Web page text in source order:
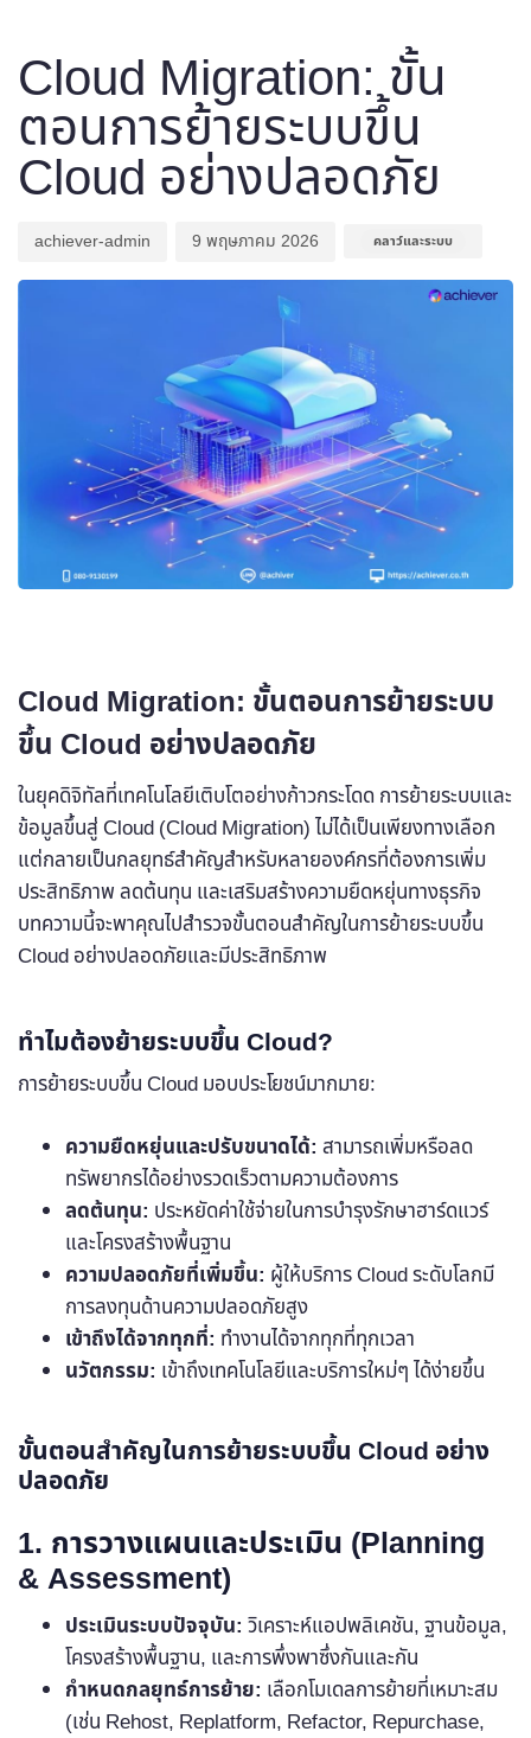
Cloud Migration: ขั้น
ตอนการย้ายระบบขึ้น
Cloud อย่างปลอดภัย
achiever-admin 9 พฤษภาคม 2026 คลาว์และระบบ
Cloud Migration: ขั้นตอนการย้ายระบบ
ขึ้น Cloud อย่างปลอดภัย
ในยุคดิจิทัลที่เทคโนโลยีเติบโตอย่างก้าวกระโดด การย้ายระบบและ
ข้อมูลขึ้นสู่ Cloud (Cloud Migration) ไม่ได้เป็นเพียงทางเลือก
แต่กลายเป็นกลยุทธ์สำคัญสำหรับหลายองค์กรที่ต้องการเพิ่ม
ประสิทธิภาพ ลดต้นทุน และเสริมสร้างความยืดหยุ่นทางธุรกิจ
บทความนี้จะพาคุณไปสำรวจขั้นตอนสำคัญในการย้ายระบบขึ้น
Cloud อย่างปลอดภัยและมีประสิทธิภาพ
ทำไมต้องย้ายระบบขึ้น Cloud?
การย้ายระบบขึ้น Cloud มอบประโยชน์มากมาย:
ความยืดหยุ่นและปรับขนาดได้: สามารถเพิ่มหรือลด
ทรัพยากรได้อย่างรวดเร็วตามความต้องการ
ลดต้นทุน: ประหยัดค่าใช้จ่ายในการบำรุงรักษาฮาร์ดแวร์
และโครงสร้างพื้นฐาน
ความปลอดภัยที่เพิ่มขึ้น: ผู้ให้บริการ Cloud ระดับโลกมี
การลงทุนด้านความปลอดภัยสูง
เข้าถึงได้จากทุกที่: ทำงานได้จากทุกที่ทุกเวลา
นวัตกรรม: เข้าถึงเทคโนโลยีและบริการใหม่ๆ ได้ง่ายขึ้น
ขั้นตอนสำคัญในการย้ายระบบขึ้น Cloud อย่าง
ปลอดภัย
1. การวางแผนและประเมิน (Planning
& Assessment)
ประเมินระบบปัจจุบัน: วิเคราะห์แอปพลิเคชัน, ฐานข้อมูล,
โครงสร้างพื้นฐาน, และการพึ่งพาซึ่งกันและกัน
กำหนดกลยุทธ์การย้าย: เลือกโมเดลการย้ายที่เหมาะสม
(เช่น Rehost, Replatform, Refactor, Repurchase,